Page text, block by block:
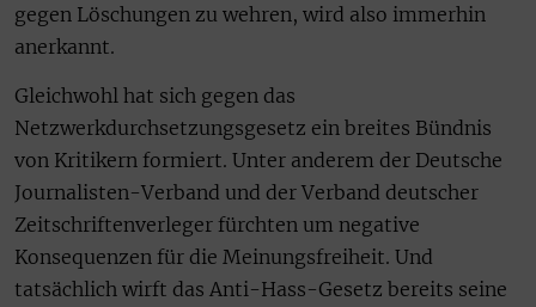
gegen Löschungen zu wehren, wird also immerhin
anerkannt.
Gleichwohl hat sich gegen das
Netzwerkdurchsetzungsgesetz ein breites Bündnis
von Kritikern formiert. Unter anderem der Deutsche
Journalisten-Verband und der Verband deutscher
Zeitschriftenverleger fürchten um negative
Konsequenzen für die Meinungsfreiheit. Und
tatsächlich wirft das Anti-Hass-Gesetz bereits seine